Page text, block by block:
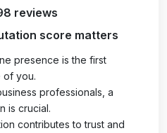
reviews
score matters
presence is the first
of you.
professionals, a
is crucial.
contributes to trust and